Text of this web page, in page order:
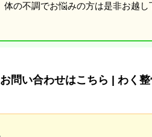
体の不調でお悩みの方は是非お越し
お問い合わせはこちら | わく